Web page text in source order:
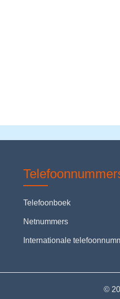
Telefoonboek
Netnummers
Internationale
©